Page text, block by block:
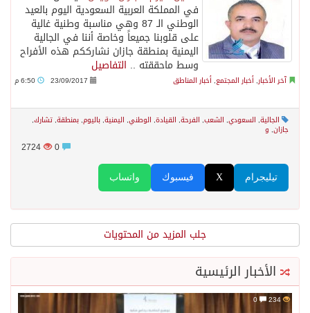
في المملكة العربية السعودية اليوم بالعيد
الوطني الـ 87 وهي مناسبة وطنية غالية
على قلوبنا جميعاً وخاصة أننا في الجالية
اليمنية بمنطقة جازان نشارككم هذه الأفراح
وسط ماحققته .. التفاصيل
آخر الأخبار, أخبار المجتمع, أخبار المناطق 23/09/2017
الجالية, السعودي, الشعب, الفرحة, القيادة, الوطني, اليمنية, باليوم, بمنطقة, تشارك,
جازان, و
2724
واتساب فيسبوك X تيليجرام
جلب المزيد من المحتويات
الأخبار الرئيسية
234